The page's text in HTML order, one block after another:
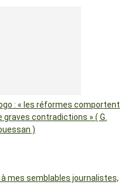
: « les réformes comportent
graves contradictions » ( G.
)
mes semblables journalistes,